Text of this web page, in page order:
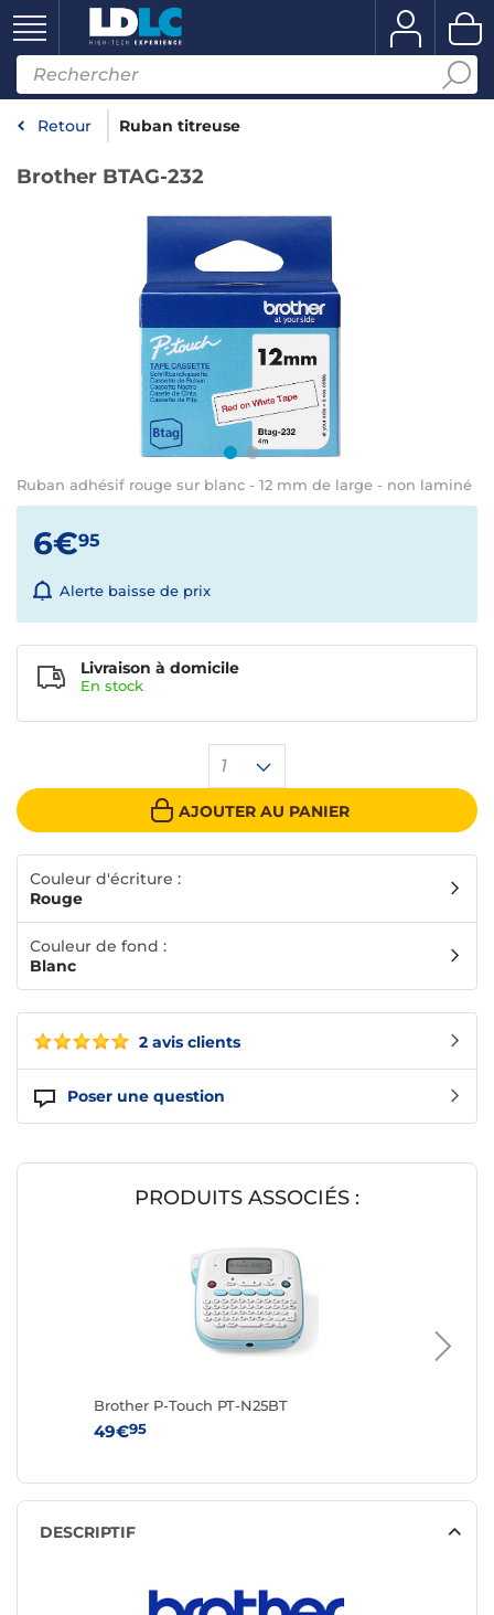
Retour Ruban titreuse
Brother BTAG-232
Ruban adhésif rouge sur blanc - 12 mm de large - non laminé
2 avis clients
Poser une question
6€95
Alerte baisse de prix
1
AJOUTER AU PANIER
Livraison à domicile
En stock
Couleur d'écriture :
Rouge
Couleur de fond :
Blanc
PRODUITS ASSOCIÉS :
Brother P-Touch PT-N25BT
49€95
DESCRIPTIF